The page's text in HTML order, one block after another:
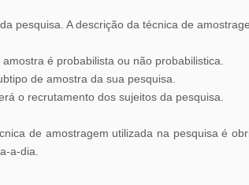
pesquisa. A descrição da técnica de
é probabilista ou não probabilistica.
de amostra da sua pesquisa.
o recrutamento dos sujeitos da pesquisa.
de amostragem utilizada na pesquisa é
a-dia.